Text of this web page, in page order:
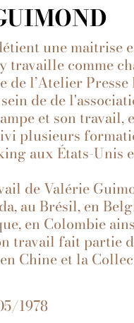
une maitrise
travaille comme
de l’Atelier
de de
et son travail,
plusieurs
aux États-Unis
de Valérie
au Brésil, en
en Colombie
travail fait partie
Chine et la
1978